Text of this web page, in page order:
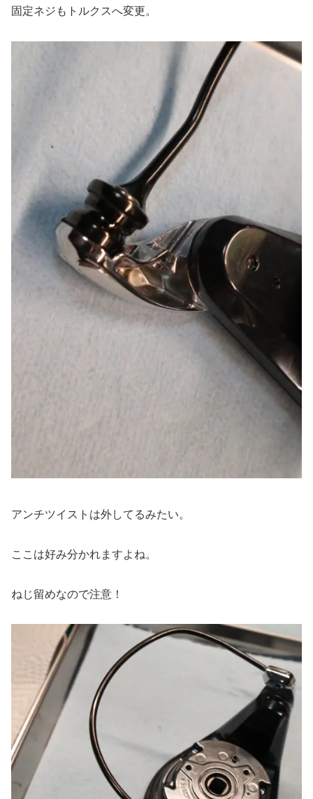
固定ネジもトルクスへ変更。
アンチツイストは外してるみたい。
ここは好み分かれますよね。
ねじ留めなので注意！